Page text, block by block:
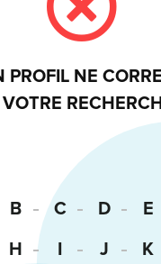
PROFIL NE
B C D E
H I J K